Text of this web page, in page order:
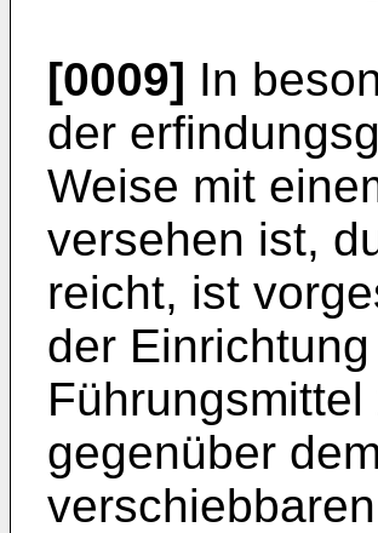
[0009] In
der
Weise mit
versehen ist,
reicht, ist
der
gegenüber